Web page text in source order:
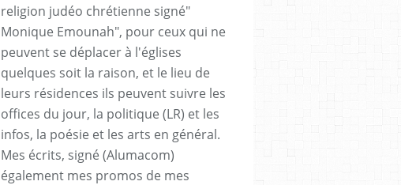
religion judéo chrétienne signé"
Monique Emounah", pour ceux qui ne
peuvent se déplacer à l'églises
quelques soit la raison, et le lieu de
leurs résidences ils peuvent suivre les
offices du jour, la politique (LR) et les
infos, la poésie et les arts en général.
Mes écrits, signé (Alumacom)
également mes promos de mes